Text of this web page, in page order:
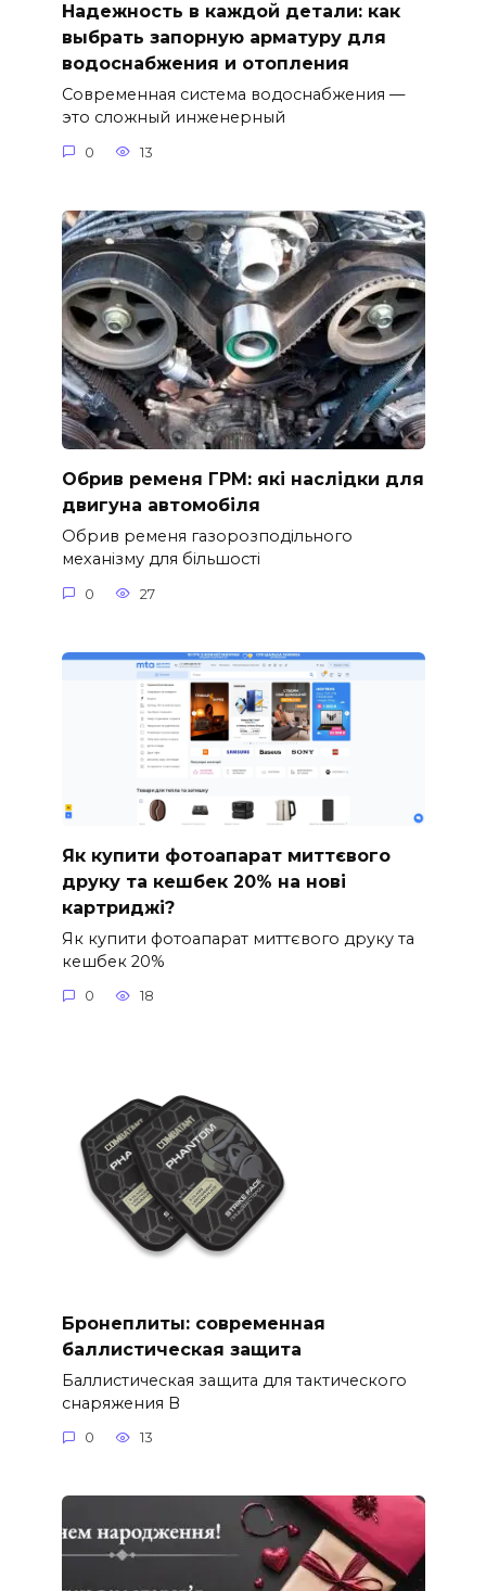
Надежность в каждой детали: как
выбрать запорную арматуру для
водоснабжения и отопления
Современная система водоснабжения —
это сложный инженерный
0 13
Обрив ременя ГРМ: які наслідки для
двигуна автомобіля
Обрив ременя газорозподільного
механізму для більшості
0 27
Як купити фотоапарат миттєвого
друку та кешбек 20% на нові
картриджі?
Як купити фотоапарат миттєвого друку та
кешбек 20%
0 18
Бронеплиты: современная
баллистическая защита
Баллистическая защита для тактического
снаряжения В
0 13